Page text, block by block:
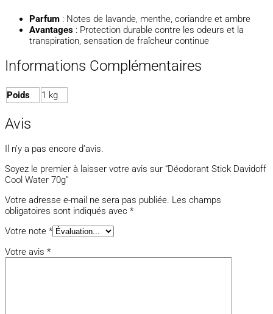
Parfum : Notes de lavande, menthe, coriandre et ambre
Avantages : Protection durable contre les odeurs et la
transpiration, sensation de fraîcheur continue
Informations Complémentaires
Poids 1 kg
Avis
Il n’y a pas encore d’avis.
Soyez le premier à laisser votre avis sur “Déodorant Stick Davidoff
Cool Water 70g”
Votre adresse e-mail ne sera pas publiée. Les champs
obligatoires sont indiqués avec *
Votre note *
Votre avis *